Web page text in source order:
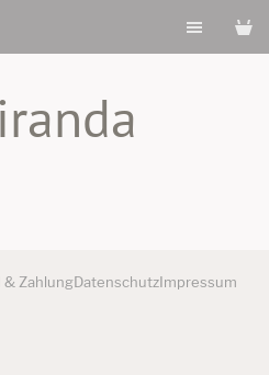
& ZahlungDatenschutzImpressum